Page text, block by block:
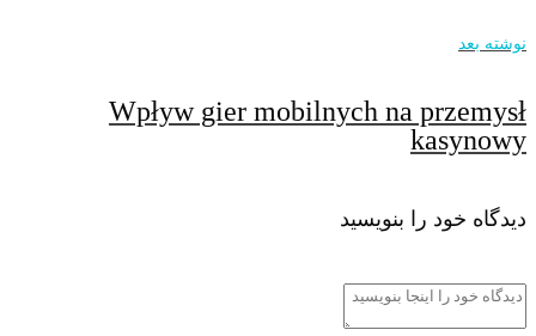
نوشته بعد
Wpływ gier mobilnych na przemysł
kasynowy
دیدگاه خود را بنویسید